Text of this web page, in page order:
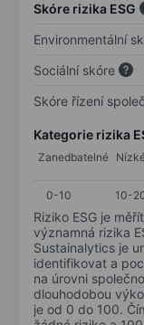
Skóre rizika ESG
Environmentální
Sociální skóre
Skóre řízení
Kategorie rizika
Zanedbatelné
0-10
10-
Riziko ESG je
významná rizika
Sustainalytics je
identifikovat a
na úrovni
dlouhodobou
je od 0 do 100.